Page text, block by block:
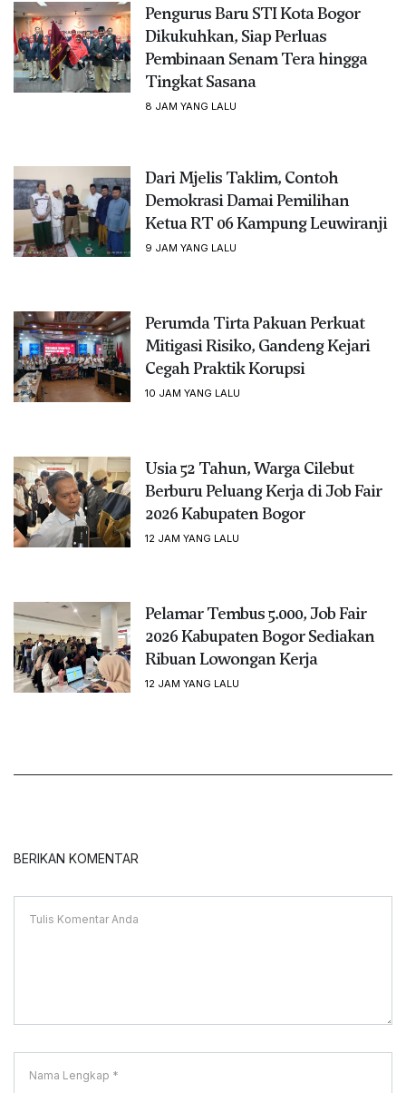
Pengurus Baru STI Kota Bogor
Dikukuhkan, Siap Perluas
Pembinaan Senam Tera hingga
Tingkat Sasana
8 JAM YANG LALU
Dari Mjelis Taklim, Contoh
Demokrasi Damai Pemilihan
Ketua RT 06 Kampung Leuwiranji
9 JAM YANG LALU
Perumda Tirta Pakuan Perkuat
Mitigasi Risiko, Gandeng Kejari
Cegah Praktik Korupsi
10 JAM YANG LALU
Usia 52 Tahun, Warga Cilebut
Berburu Peluang Kerja di Job Fair
2026 Kabupaten Bogor
12 JAM YANG LALU
Pelamar Tembus 5.000, Job Fair
2026 Kabupaten Bogor Sediakan
Ribuan Lowongan Kerja
12 JAM YANG LALU
BERIKAN KOMENTAR